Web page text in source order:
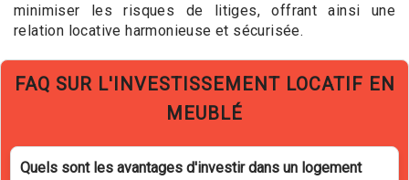
minimiser les risques de litiges, offrant ainsi une
relation locative harmonieuse et sécurisée.
FAQ SUR L'INVESTISSEMENT LOCATIF EN
MEUBLÉ
Quels sont les avantages d'investir dans un logement